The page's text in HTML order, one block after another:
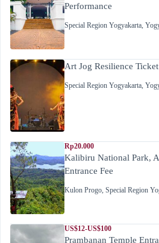
Performance
Special Region Yogyakarta,
Art Jog Resilience
Special Region Yogyakarta,
Rp20.000
Kalibiru National Park,
Entrance Fee
Kulon Progo, Special Region
US$12-US$100
Prambanan Temple